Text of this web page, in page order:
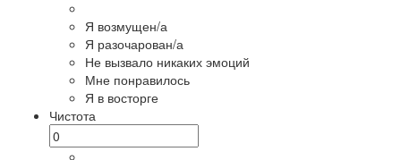
Я возмущен/а
Я разочарован/а
Не вызвало никаких эмоций
Мне понравилось
Я в восторге
Чистота